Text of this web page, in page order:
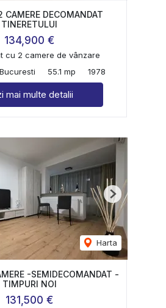
CAMERE DECOMANDAT
TINERETULUI
134,900 €
cu 2 camere de vânzare
55.1 mp 1978
mai multe detalii
Harta
Next
-SEMIDECOMANDAT -
TIMPURI NOI
131,500 €